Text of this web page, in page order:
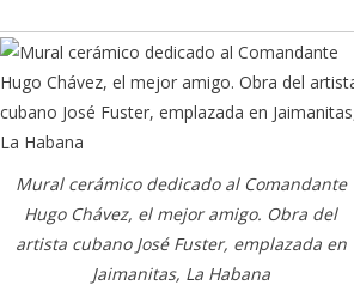
Mural cerámico dedicado al Comandante
Hugo Chávez, el mejor amigo. Obra del
artista cubano José Fuster, emplazada en
Jaimanitas, La Habana